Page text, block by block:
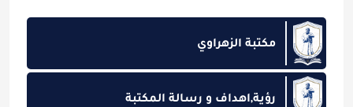
مكتبة الزهراوي
رؤية,اهداف و رسالة المكتبة